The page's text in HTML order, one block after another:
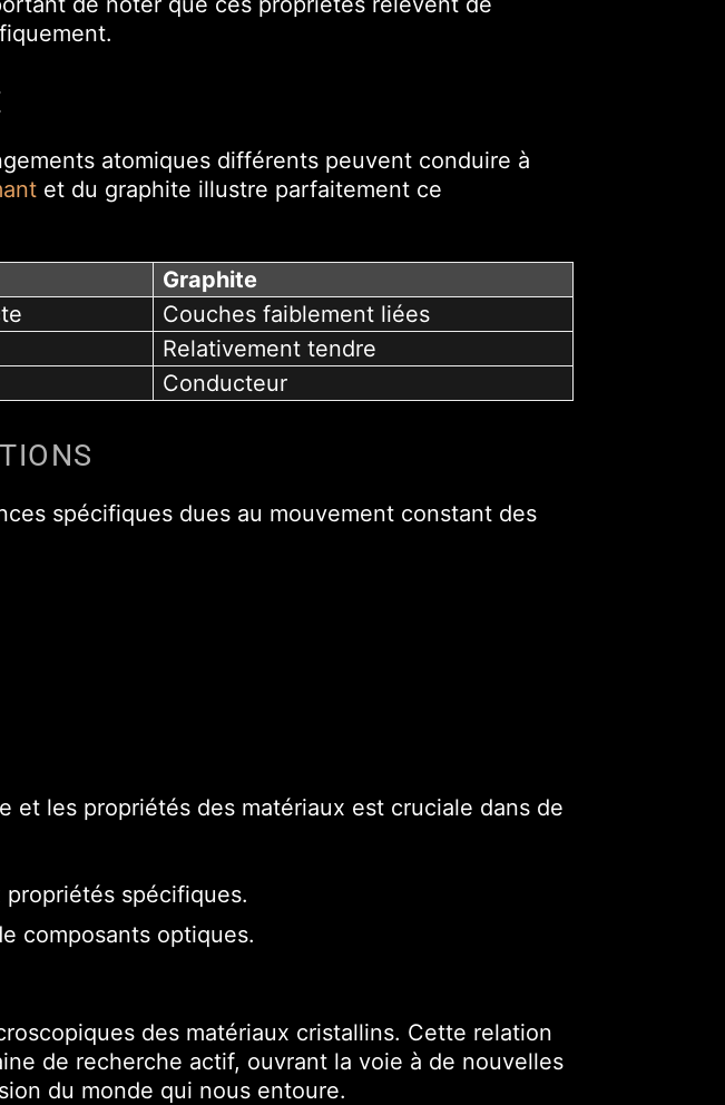
atomiques différents peuvent conduire à
et du graphite illustre parfaitement ce
Graphite
Couches faiblement liées
Relativement tendre
Conducteur
spécifiques dues au mouvement constant des
et les propriétés des matériaux est cruciale dans de
spécifiques.
composants optiques.
des matériaux cristallins. Cette relation
de recherche actif, ouvrant la voie à de nouvelles
du monde qui nous entoure.